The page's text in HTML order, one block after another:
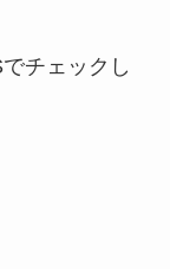
チェックし